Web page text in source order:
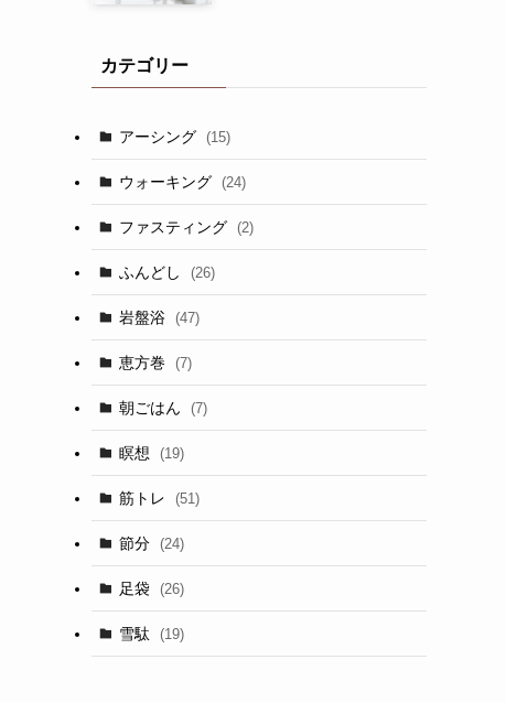
カテゴリー
アーシング (15)
ウォーキング (24)
ファスティング (2)
ふんどし (26)
岩盤浴 (47)
恵方巻 (7)
朝ごはん (7)
瞑想 (19)
筋トレ (51)
節分 (24)
足袋 (26)
雪駄 (19)